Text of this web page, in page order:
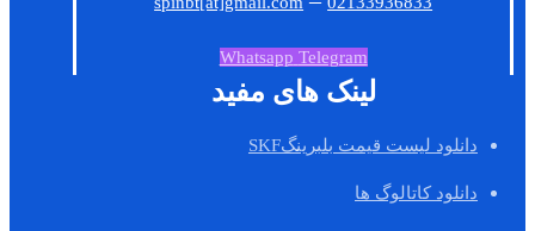
Whatsapp Telegram
لینک های مفید
دانلود لیست قیمت بلبرینگSKF
دانلود کاتالوگ ها